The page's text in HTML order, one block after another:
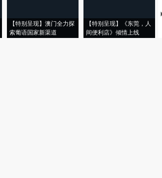
【特别呈现】澳门全力探
索葡语国家新渠道
【特别呈现】《东莞，人
间便利店》倾情上线